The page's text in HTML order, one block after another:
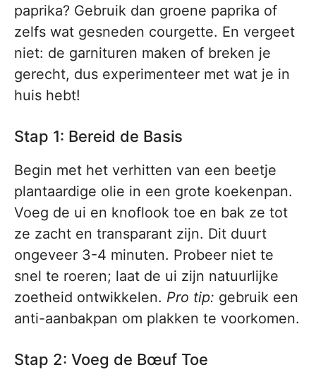
paprika? Gebruik dan groene paprika of
zelfs wat gesneden courgette. En vergeet
niet: de garnituren maken of breken je
gerecht, dus experimenteer met wat je in
huis hebt!
Stap 1: Bereid de Basis
Begin met het verhitten van een beetje
plantaardige olie in een grote koekenpan.
Voeg de ui en knoflook toe en bak ze tot
ze zacht en transparant zijn. Dit duurt
ongeveer 3-4 minuten. Probeer niet te
snel te roeren; laat de ui zijn natuurlijke
zoetheid ontwikkelen. Pro tip: gebruik een
anti-aanbakpan om plakken te voorkomen.
Stap 2: Voeg de Bœuf Toe